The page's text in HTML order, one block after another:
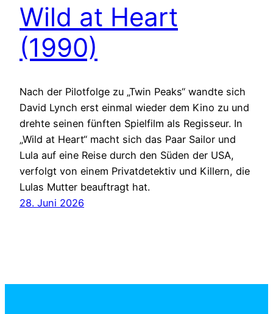
Wild at Heart
(1990)
Nach der Pilotfolge zu „Twin Peaks“ wandte sich
David Lynch erst einmal wieder dem Kino zu und
drehte seinen fünften Spielfilm als Regisseur. In
„Wild at Heart“ macht sich das Paar Sailor und
Lula auf eine Reise durch den Süden der USA,
verfolgt von einem Privatdetektiv und Killern, die
Lulas Mutter beauftragt hat.
28. Juni 2026